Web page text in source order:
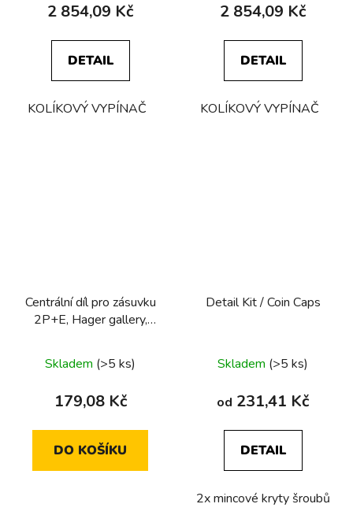
2 854,09 Kč
DETAIL
KOLÍKOVÝ VYPÍNAČ
2 854,09 Kč
DETAIL
KOLÍKOVÝ VYPÍNAČ
Centrální díl pro zásuvku
2P+E, Hager gallery,
Skladem (>5 ks)
179,08 Kč
DO KOŠÍKU
Detail Kit / Coin Caps
Skladem (>5 ks)
od 231,41 Kč
DETAIL
2x mincové kryty šroubů